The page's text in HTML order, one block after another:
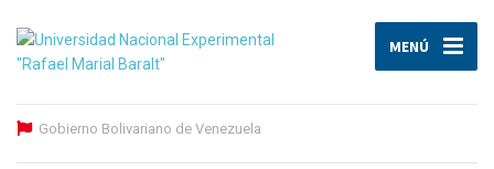
MENÚ
Gobierno Bolivariano de Venezuela